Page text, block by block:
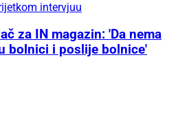
intervjuu
za IN magazin: 'Da nema
bolnici i poslije bolnice'